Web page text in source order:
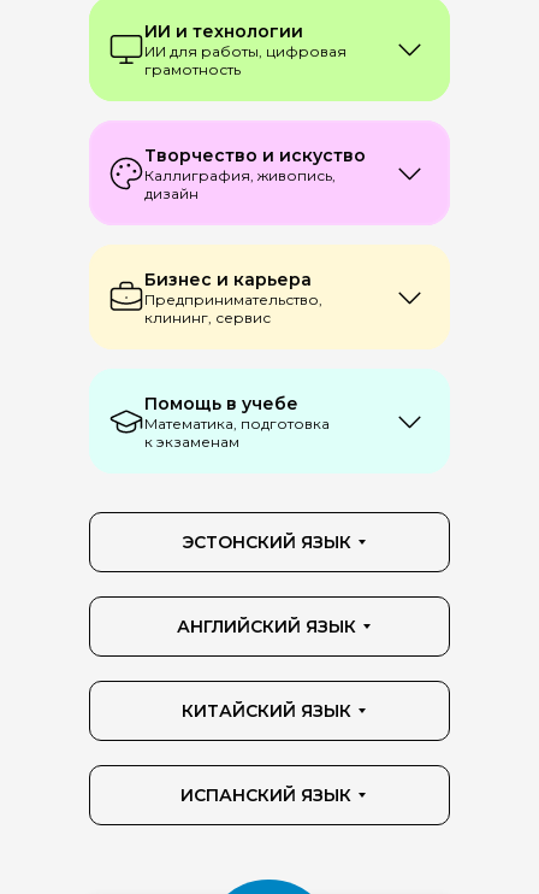
Помощь в учебе
Математика, подготовка
к экзаменам
Бизнес и карьера
Предпринимательство,
клининг, сервис
Творчество и искуство
Каллиграфия, живопись,
дизайн
ИИ и технологии
ИИ для работы, цифровая
грамотность
ИСПАНСКИЙ ЯЗЫК
КИТАЙСКИЙ ЯЗЫК
АНГЛИЙСКИЙ ЯЗЫК
ЭСТОНСКИЙ ЯЗЫК